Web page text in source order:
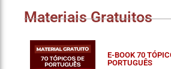
Materiais Gratuitos
E-BOOK 70
PORTUGUÊS